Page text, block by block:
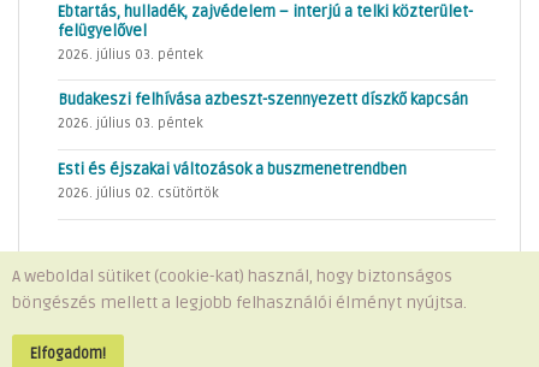
Ebtartás, hulladék, zajvédelem – interjú a telki közterület-
felügyelővel
2026. július 03. péntek
Budakeszi felhívása azbeszt-szennyezett díszkő kapcsán
2026. július 03. péntek
Esti és éjszakai változások a buszmenetrendben
2026. július 02. csütörtök
Minden jog fenntartva © 2026 Telki Község Önkormányzata
A weboldal sütiket (cookie-kat) használ, hogy biztonságos
böngészés mellett a legjobb felhasználói élményt nyújtsa.
Elfogadom!